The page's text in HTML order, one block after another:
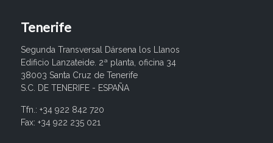
Tenerife
Segunda Transversal Dársena los Llanos
Edificio Lanzateide. 2ª planta, oficina 34
38003 Santa Cruz de Tenerife
S.C. DE TENERIFE - ESPAÑA
Tfn.: +34 922 842 720
Fax: +34 922 235 021